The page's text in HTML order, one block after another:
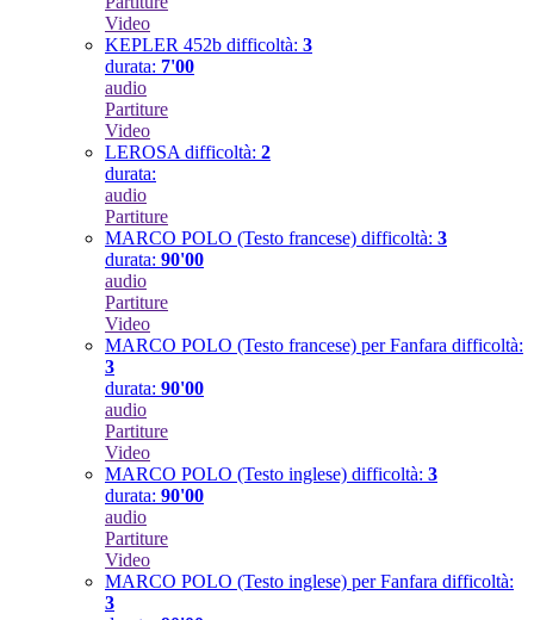
Video
KEPLER 452b difficoltà: 3
durata: 7'00
audio
Partiture
Video
LEROSA difficoltà: 2
durata:
audio
Partiture
MARCO POLO (Testo francese) difficoltà: 3
durata: 90'00
audio
Partiture
Video
MARCO POLO (Testo francese) per Fanfara difficoltà:
3
durata: 90'00
audio
Partiture
Video
MARCO POLO (Testo inglese) difficoltà: 3
durata: 90'00
audio
Partiture
Video
MARCO POLO (Testo inglese) per Fanfara difficoltà:
3